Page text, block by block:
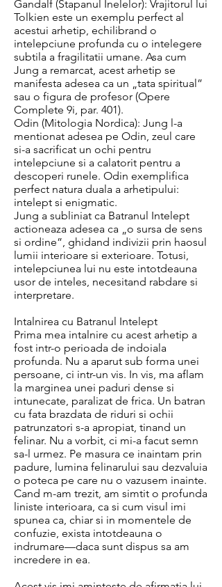
Gandalf (Stapanul Inelelor): Vrajitorul lui
Tolkien este un exemplu perfect al
acestui arhetip, echilibrand o
intelepciune profunda cu o intelegere
subtila a fragilitatii umane. Asa cum
Jung a remarcat, acest arhetip se
manifesta adesea ca un „tata spiritual”
sau o figura de profesor (Opere
Complete 9i, par. 401).
Odin (Mitologia Nordica): Jung l-a
mentionat adesea pe Odin, zeul care
si-a sacrificat un ochi pentru
intelepciune si a calatorit pentru a
descoperi runele. Odin exemplifica
perfect natura duala a arhetipului:
intelept si enigmatic.
Jung a subliniat ca Batranul Intelept
actioneaza adesea ca „o sursa de sens
si ordine”, ghidand indivizii prin haosul
lumii interioare si exterioare. Totusi,
intelepciunea lui nu este intotdeauna
usor de inteles, necesitand rabdare si
interpretare.
Intalnirea cu Batranul Intelept
Prima mea intalnire cu acest arhetip a
fost intr-o perioada de indoiala
profunda. Nu a aparut sub forma unei
persoane, ci intr-un vis. In vis, ma aflam
la marginea unei paduri dense si
intunecate, paralizat de frica. Un batran
cu fata brazdata de riduri si ochii
patrunzatori s-a apropiat, tinand un
felinar. Nu a vorbit, ci mi-a facut semn
sa-l urmez. Pe masura ce inaintam prin
padure, lumina felinarului sau dezvaluia
o poteca pe care nu o vazusem inainte.
Cand m-am trezit, am simtit o profunda
liniste interioara, ca si cum visul imi
spunea ca, chiar si in momentele de
confuzie, exista intotdeauna o
indrumare—daca sunt dispus sa am
incredere in ea.